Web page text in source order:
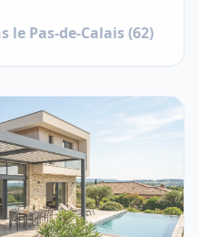
le Pas-de-Calais(62)